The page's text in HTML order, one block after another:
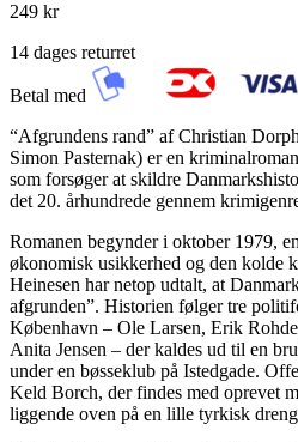
249 kr
14 dages returret
Betal med
“Afgrundens rand” af Christian
Simon Pasternak) er en
som forsøger at skildre
det 20. århundrede gennem
Romanen begynder i oktober 1979,
økonomisk usikkerhed og den kolde
Heinesen har netop udtalt, at
afgrunden”. Historien følger tre
København – Ole Larsen, Erik
Anita Jensen – der kaldes ud til en
under en bøsseklub på Istedgade.
Keld Borch, der findes med oprevet
liggende oven på en lille tyrkisk